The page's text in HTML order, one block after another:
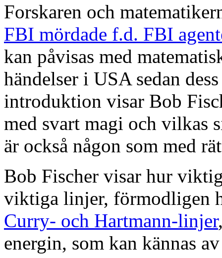
Forskaren och
FBI mördade f.d. FBI
kan påvisas med
händelser i USA sedan
introduktion visar Bob
med svart magi och vilkas
är också någon som med
Bob Fischer visar hur
viktiga linjer, förmodligen
Curry- och Hartmann-linjer
energin, som kan kännas